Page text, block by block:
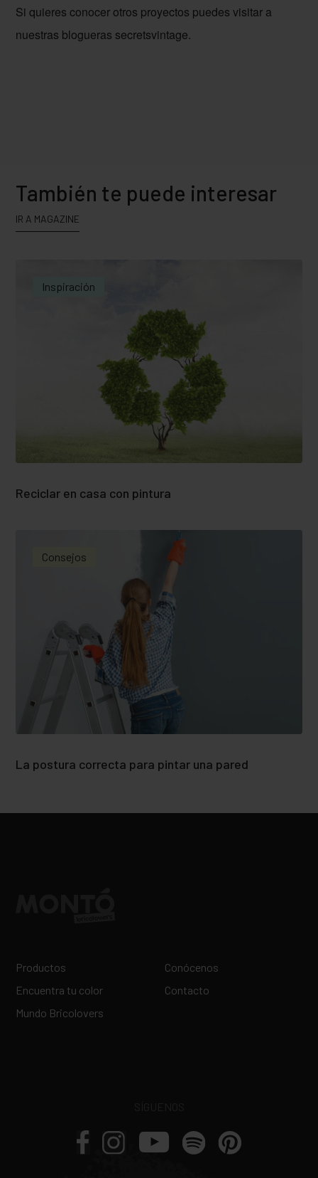
Si quieres conocer otros proyectos puedes visitar a
nuestras blogueras secretsvintage.
También te puede interesar
IR A MAGAZINE
Inspiración
Reciclar en casa con pintura
Consejos
La postura correcta para pintar una pared
Productos
Encuentra tu color
Mundo Bricolovers
Conócenos
Contacto